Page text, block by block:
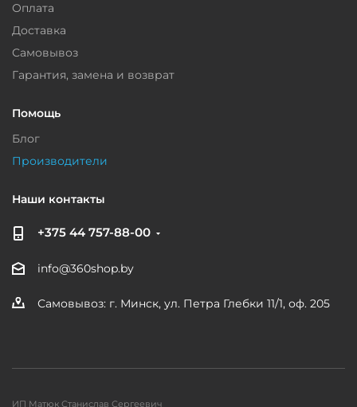
Оплата
Доставка
Самовывоз
Гарантия, замена и возврат
Помощь
Блог
Производители
Наши контакты
+375 44 757-88-00
info@360shop.by
Самовывоз: г. Минск, ул. Петра Глебки 11/1, оф. 205
ИП Матюк Станислав Сергеевич